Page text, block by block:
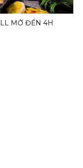
MỞ ĐẾN 4H